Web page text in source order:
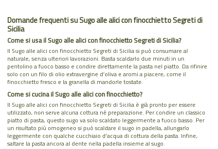
Domande frequenti su Sugo alle alici con finocchietto Segreti di
Sicilia
Come si usa il Sugo alle alici con finocchietto Segreti di Sicilia?
Il Sugo alle alici con finocchietto Segreti di Sicilia si può consumare al
naturale, senza ulteriori lavorazioni. Basta scaldarlo due minuti in un
pentolino a fuoco basso e condire direttamente la pasta nel piatto. Da rifinire
solo con un filo di olio extravergine d’oliva e aromi a piacere, come il
finocchietto fresco e la granella di mandorle tostate.
Come si cucina il Sugo alle alici con finocchietto?
Il Sugo alle alici con finocchietto Segreti di Sicilia è già pronto per essere
utilizzato, non serve alcuna cottura né preparazione. Per condire un classico
piatto di pasta, questo sugo va solo scaldato leggermente a fuoco basso. Per
un risultato più omogeneo si può scaldare il sugo in padella, allungarlo
leggermente con qualche cucchiaio d’acqua di cottura della pasta. Infine,
saltare la pasta ancora al dente nella padella insieme al sugo.